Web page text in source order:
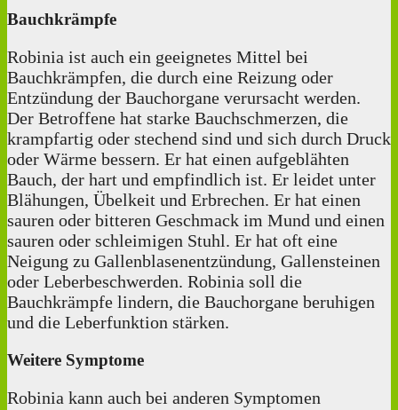
Bauchkrämpfe
Robinia ist auch ein geeignetes Mittel bei
Bauchkrämpfen, die durch eine Reizung oder
Entzündung der Bauchorgane verursacht werden.
Der Betroffene hat starke Bauchschmerzen, die
krampfartig oder stechend sind und sich durch Druck
oder Wärme bessern. Er hat einen aufgeblähten
Bauch, der hart und empfindlich ist. Er leidet unter
Blähungen, Übelkeit und Erbrechen. Er hat einen
sauren oder bitteren Geschmack im Mund und einen
sauren oder schleimigen Stuhl. Er hat oft eine
Neigung zu Gallenblasenentzündung, Gallensteinen
oder Leberbeschwerden. Robinia soll die
Bauchkrämpfe lindern, die Bauchorgane beruhigen
und die Leberfunktion stärken.
Weitere Symptome
Robinia kann auch bei anderen Symptomen